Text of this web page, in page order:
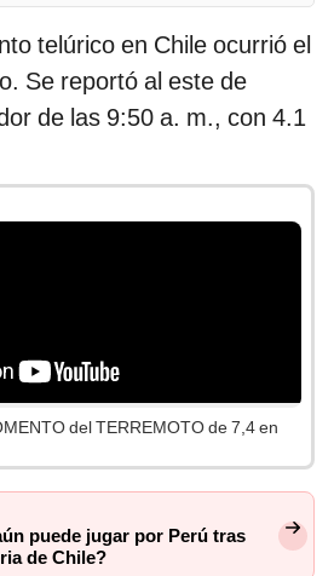
telúrico en Chile ocurrió el
Se reportó al este de
de las 9:50 a. m., con 4.1
del TERREMOTO de 7,4 en
puede jugar por Perú tras
de Chile?